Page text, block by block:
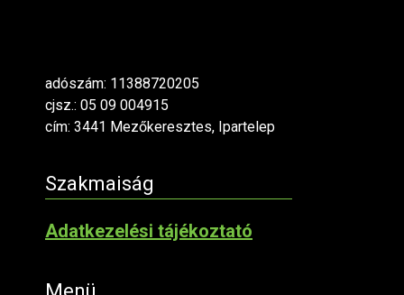
adószám: 11388720205
cjsz.: 05 09 004915
cím: 3441 Mezőkeresztes, Ipartelep
Szakmaiság
Adatkezelési tájékoztató